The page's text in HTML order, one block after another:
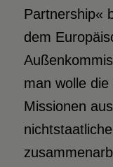
Partnership«
dem
man wolle
Missionen